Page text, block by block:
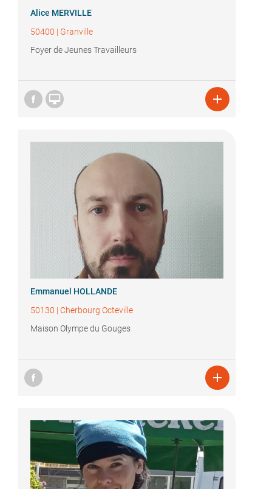
Alice MERVILLE
50400 | Granville
Foyer de Jeunes Travailleurs
 
Emmanuel HOLLANDE
50130 | Cherbourg Octeville
Maison Olympe du Gouges
